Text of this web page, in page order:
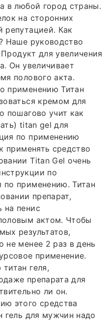
в любой город страны.
на сторонних
репутацией. Как
Наше руководство
для увеличения
Он увеличивает
полового акта.
применению Титан
кремом для
пошагово учит как
titan gel для
по применению
применять средство
Titan Gel очень
по
применению. Титан
препарат,
на пенис
актом. Чтобы
результатов,
не менее 2 раз в день
применение.
геля,
препарата для
ли он.
этого средства
гель для мужчин надо